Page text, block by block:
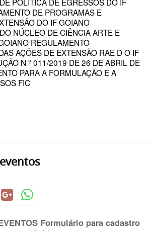
DE PROGRAMAS E
DO IF GOIANO
NÚCLEO DE CIÊNCIA ARTE E
REGULAMENTO
AÇÕES DE EXTENSÃO RAE D O IF
N º 011/2019 DE 26 DE ABRIL DE
PARA A FORMULAÇÃO E A
FIC
Formulário para cadastro